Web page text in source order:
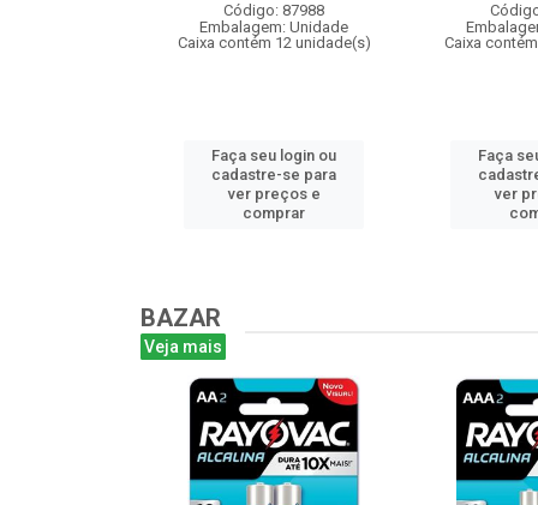
Código: 87988
Embalagem: Unidade
Caixa contém 12 unidade(s)
Faça seu login ou
cadastre-se para
ver preços e
comprar
Caixa
Faça
ver
BAZAR
Veja mais